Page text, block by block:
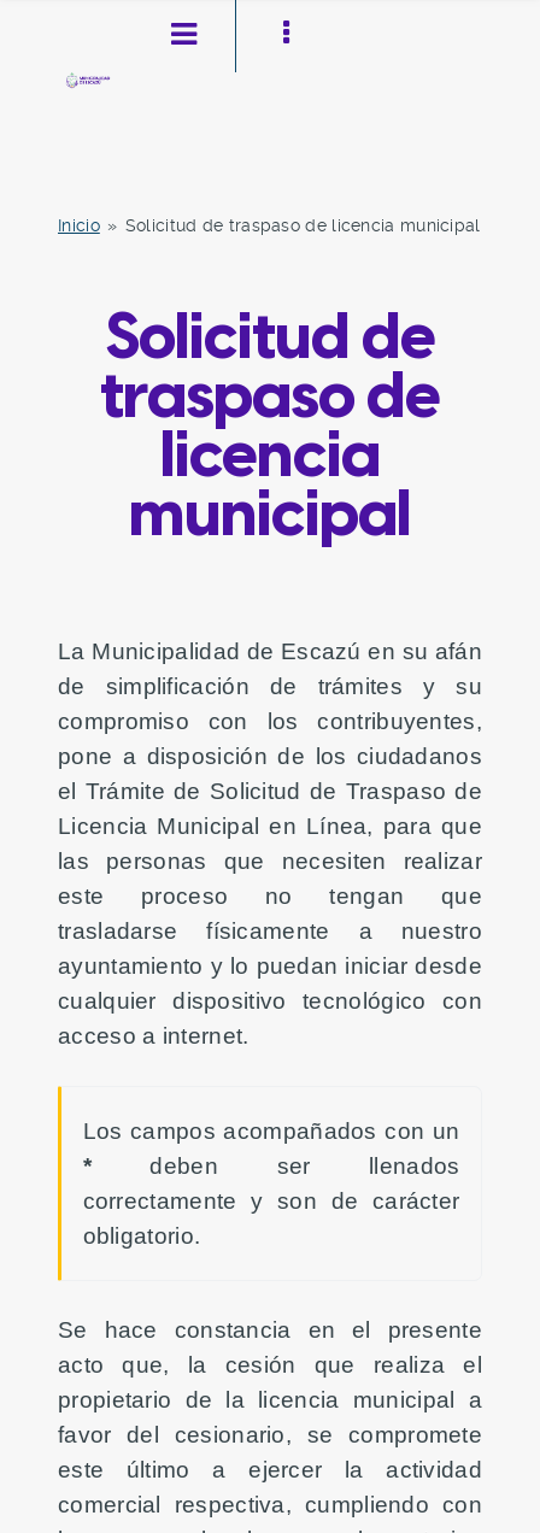
Inicio » Solicitud de traspaso de licencia municipal
Solicitud de
traspaso de
licencia
municipal
La Municipalidad de Escazú en su afán
de simplificación de trámites y su
compromiso con los contribuyentes,
pone a disposición de los ciudadanos
el Trámite de Solicitud de Traspaso de
Licencia Municipal en Línea, para que
las personas que necesiten realizar
este proceso no tengan que
trasladarse físicamente a nuestro
ayuntamiento y lo puedan iniciar desde
cualquier dispositivo tecnológico con
acceso a internet.
Los campos acompañados con un
*deben ser llenados
correctamente y son de carácter
obligatorio.
Se hace constancia en el presente
acto que, la cesión que realiza el
propietario de la licencia municipal a
favor del cesionario, se compromete
este último a ejercer la actividad
comercial respectiva, cumpliendo con